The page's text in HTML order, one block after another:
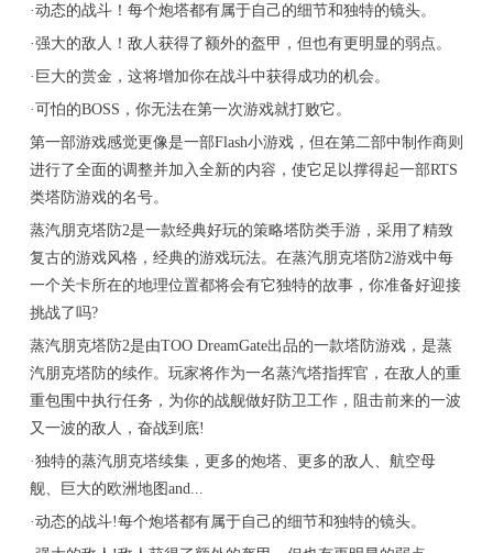
·动态的战斗！每个炮塔都有属于自己的细节和独特的镜头。
·强大的敌人！敌人获得了额外的盔甲，但也有更明显的弱点。
·巨大的赏金，这将增加你在战斗中获得成功的机会。
·可怕的BOSS，你无法在第一次游戏就打败它。
第一部游戏感觉更像是一部Flash小游戏，但在第二部中制作商则
进行了全面的调整并加入全新的内容，使它足以撑得起一部RTS
类塔防游戏的名号。
蒸汽朋克塔防2是一款经典好玩的策略塔防类手游，采用了精致
复古的游戏风格，经典的游戏玩法。在蒸汽朋克塔防2游戏中每
一个关卡所在的地理位置都将会有它独特的故事，你准备好迎接
挑战了吗?
蒸汽朋克塔防2是由TOO DreamGate出品的一款塔防游戏，是蒸
汽朋克塔防的续作。玩家将作为一名蒸汽塔指挥官，在敌人的重
重包围中执行任务，为你的战舰做好防卫工作，阻击前来的一波
又一波的敌人，奋战到底!
·独特的蒸汽朋克塔续集，更多的炮塔、更多的敌人、航空母
舰、巨大的欧洲地图and...
·动态的战斗!每个炮塔都有属于自己的细节和独特的镜头。